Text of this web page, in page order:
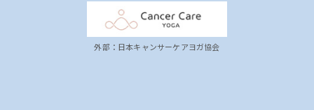
外部：日本キャンサーケアヨガ協会